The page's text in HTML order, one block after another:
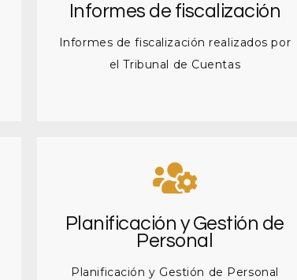
Informes de fiscalización
Informes de fiscalización realizados por
el Tribunal de Cuentas
Planificación y Gestión de
Personal
Planificación y Gestión de Personal